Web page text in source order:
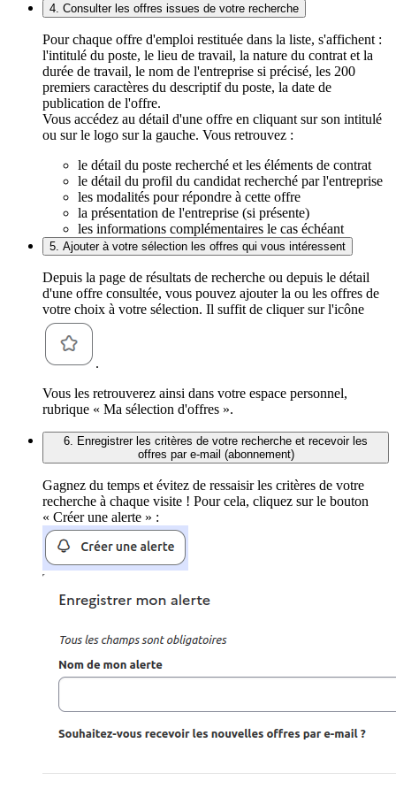
4. Consulter les offres issues de votre recherche
Pour chaque offre d'emploi restituée dans la liste, s'affichent :
l'intitulé du poste, le lieu de travail, la nature du contrat et la
durée de travail, le nom de l'entreprise si précisé, les 200
premiers caractères du descriptif du poste, la date de
publication de l'offre.
Vous accédez au détail d'une offre en cliquant sur son intitulé
ou sur le logo sur la gauche. Vous retrouvez :
le détail du poste recherché et les éléments de contrat
le détail du profil du candidat recherché par l'entreprise
les modalités pour répondre à cette offre
la présentation de l'entreprise (si présente)
les informations complémentaires le cas échéant
5. Ajouter à votre sélection les offres qui vous intéressent
Depuis la page de résultats de recherche ou depuis le détail
d'une offre consultée, vous pouvez ajouter la ou les offres de
votre choix à votre sélection. Il suffit de cliquer sur l'icône
.
Vous les retrouverez ainsi dans votre espace personnel,
rubrique « Ma sélection d'offres ».
6. Enregistrer les critères de votre recherche et recevoir les
offres par e-mail (abonnement)
Gagnez du temps et évitez de ressaisir les critères de votre
recherche à chaque visite ! Pour cela, cliquez sur le bouton
« Créer une alerte » :